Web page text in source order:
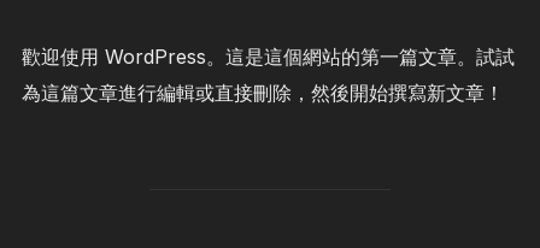
歡迎使用 WordPress。這是這個網站的第一篇文章。試試
為這篇文章進行編輯或直接刪除，然後開始撰寫新文章！